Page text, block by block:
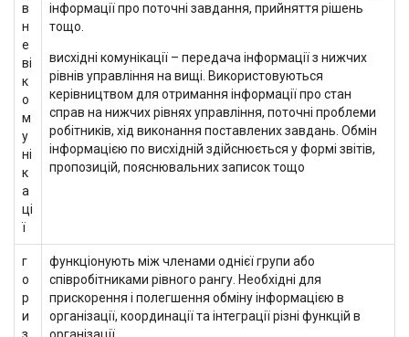
в
н
е
ві
к
о
м
у
ні
к
а
ці
ї
інформації про поточні завдання, прийняття рішень
тощо.
висхідні комунікації – передача інформації з нижчих
рівнів управління на вищі. Використовуються
керівництвом для отримання інформації про стан
справ на нижчих рівнях управління, поточні проблеми
робітників, хід виконання поставлених завдань. Обмін
інформацією по висхідній здійснюється у формі звітів,
пропозицій, пояснювальних записок тощо
г
о
р
и
функціонують між членами однієї групи або
співробітниками рівного рангу. Необхідні для
прискорення і полегшення обміну інформацією в
організації, координації та інтеграції різні функцій в